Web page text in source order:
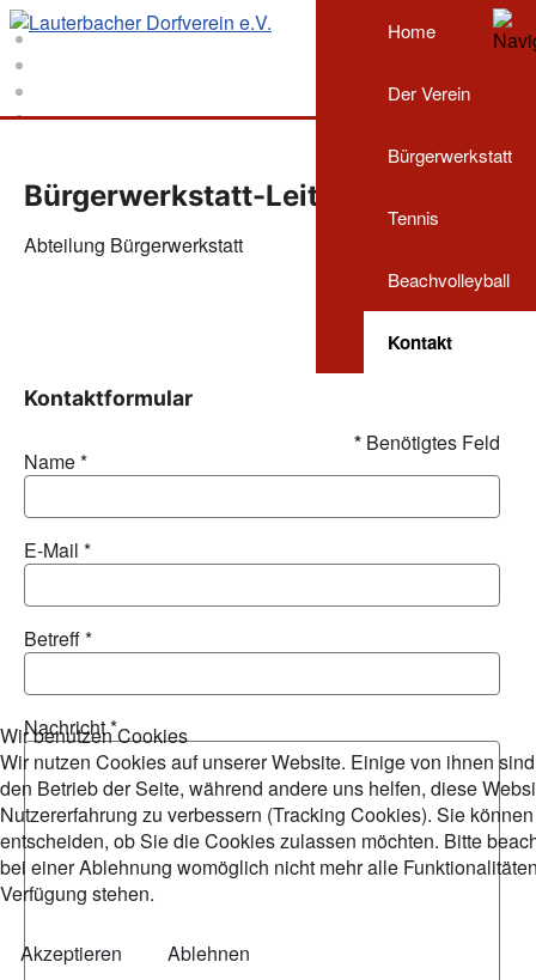
2|3| 4| |14|15
Home
Der Verein
Bürgerwerkstatt
Tennis
Beachvolleyball
Kontakt
Bürgerwerkstatt-Leitung
Abteilung Bürgerwerkstatt
Kontaktformular
* Benötigtes Feld
Name*
E-Mail *
Betreff*
Nachricht*
Wir benutzen Cookies
Wir nutzen Cookies auf unserer Website. Einige von ihnen
den Betrieb der Seite, während andere uns helfen, diese
Nutzererfahrung zu verbessern (Tracking Cookies). Sie
entscheiden, ob Sie die Cookies zulassen möchten. Bitte
bei einer Ablehnung womöglich nicht mehr alle
Verfügung stehen.
Akzeptieren
Ablehnen